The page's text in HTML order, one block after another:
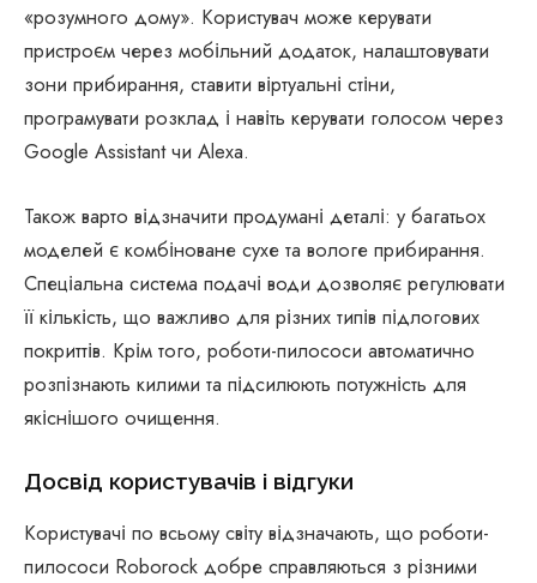
«розумного дому». Користувач може керувати
пристроєм через мобільний додаток, налаштовувати
зони прибирання, ставити віртуальні стіни,
програмувати розклад і навіть керувати голосом через
Google Assistant чи Alexa.
Також варто відзначити продумані деталі: у багатьох
моделей є комбіноване сухе та вологе прибирання.
Спеціальна система подачі води дозволяє регулювати
її кількість, що важливо для різних типів підлогових
покриттів. Крім того, роботи-пилососи автоматично
розпізнають килими та підсилюють потужність для
якіснішого очищення.
Досвід користувачів і відгуки
Користувачі по всьому світу відзначають, що роботи-
пилососи Roborock добре справляються з різними